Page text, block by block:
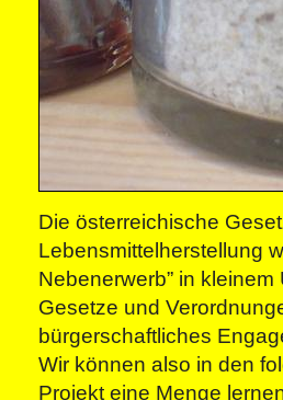
Die österreichische
Lebensmittelherstellung
Nebenerwerb” in
Gesetze und
bürgerschaftliches
Wir können also in den
Projekt eine Menge